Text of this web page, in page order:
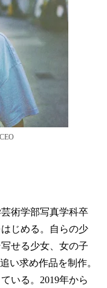
術学部写真学科卒
じめる。自らの少
せる少女、女の子
い求め作品を制作。
いる。2019年から